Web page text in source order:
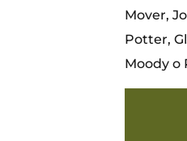
Mover,
Potter,
Moody o